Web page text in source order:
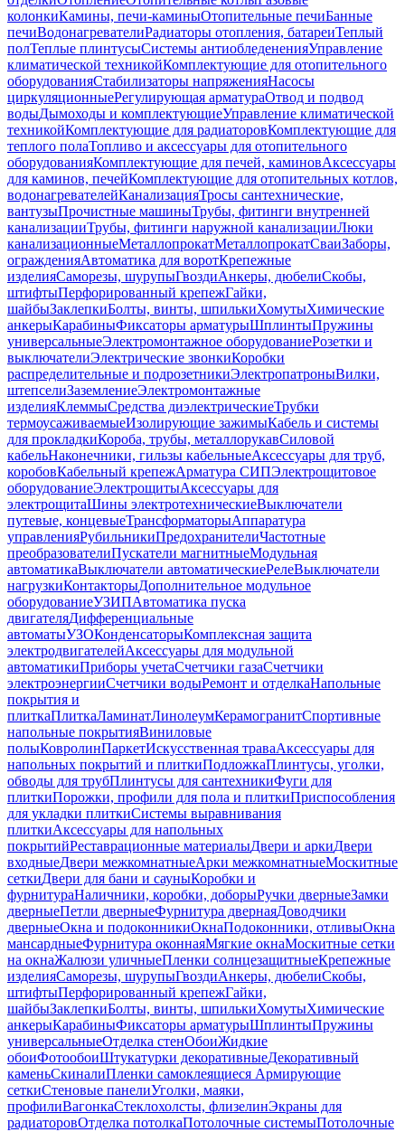
колонкиКамины, печи-каминыОтопительные печиБанные
печиВодонагревателиРадиаторы отопления, батареиТеплый
полТеплые плинтусыСистемы антиобледененияУправление
климатической техникойКомплектующие для отопительного
оборудованияСтабилизаторы напряженияНасосы
циркуляционныеРегулирующая арматураОтвод и подвод
водыДымоходы и комплектующиеУправление климатической
техникойКомплектующие для радиаторовКомплектующие для
теплого полаТопливо и аксессуары для отопительного
оборудованияКомплектующие для печей, каминовАксессуары
для каминов, печейКомплектующие для отопительных котлов,
водонагревателейКанализацияТросы сантехнические,
вантузыПрочистные машиныТрубы, фитинги внутренней
канализацииТрубы, фитинги наружной канализацииЛюки
канализационныеМеталлопрокатМеталлопрокатСваиЗаборы,
огражденияАвтоматика для воротКрепежные
изделияСаморезы, шурупыГвоздиАнкеры, дюбелиСкобы,
штифтыПерфорированный крепежГайки,
шайбыЗаклепкиБолты, винты, шпилькиХомутыХимические
анкерыКарабиныФиксаторы арматурыШплинтыПружины
универсальныеЭлектромонтажное оборудованиеРозетки и
выключателиЭлектрические звонкиКоробки
распределительные и подрозетникиЭлектропатроныВилки,
штепселиЗаземлениеЭлектромонтажные
изделияКлеммыСредства диэлектрическиеТрубки
термоусаживаемыеИзолирующие зажимыКабель и системы
для прокладкиКороба, трубы, металлорукавСиловой
кабельНаконечники, гильзы кабельныеАксессуары для труб,
коробовКабельный крепежАрматура СИПЭлектрощитовое
оборудованиеЭлектрощитыАксессуары для
электрощитаШины электротехническиеВыключатели
путевые, концевыеТрансформаторыАппаратура
управленияРубильникиПредохранителиЧастотные
преобразователиПускатели магнитныеМодульная
автоматикаВыключатели автоматическиеРелеВыключатели
нагрузкиКонтакторыДополнительное модульное
оборудованиеУЗИПАвтоматика пуска
двигателяДифференциальные
автоматыУЗОКонденсаторыКомплексная защита
электродвигателейАксессуары для модульной
автоматикиПриборы учетаСчетчики газаСчетчики
электроэнергииСчетчики водыРемонт и отделкаНапольные
покрытия и
плиткаПлиткаЛаминатЛинолеумКерамогранитСпортивные
напольные покрытияВиниловые
полыКовролинПаркетИскусственная траваАксессуары для
напольных покрытий и плиткиПодложкаПлинтусы, уголки,
обводы для трубПлинтусы для сантехникиФуги для
плиткиПорожки, профили для пола и плиткиПриспособления
для укладки плиткиСистемы выравнивания
плиткиАксессуары для напольных
покрытийРеставрационные материалыДвери и аркиДвери
входныеДвери межкомнатныеАрки межкомнатныеМоскитные
сеткиДвери для бани и сауныКоробки и
фурнитураНаличники, коробки, доборыРучки дверныеЗамки
дверныеПетли дверныеФурнитура двернаяДоводчики
дверныеОкна и подоконникиОкнаПодоконники, отливыОкна
мансардныеФурнитура оконнаяМягкие окнаМоскитные сетки
на окнаЖалюзи уличныеПленки солнцезащитныеКрепежные
изделияСаморезы, шурупыГвоздиАнкеры, дюбелиСкобы,
штифтыПерфорированный крепежГайки,
шайбыЗаклепкиБолты, винты, шпилькиХомутыХимические
анкерыКарабиныФиксаторы арматурыШплинтыПружины
универсальныеОтделка стенОбоиЖидкие
обоиФотообоиШтукатурки декоративныеДекоративный
каменьСкиналиПленки самоклеящиеся Армирующие
сеткиСтеновые панелиУголки, маяки,
профилиВагонкаСтеклохолсты, флизелинЭкраны для
радиаторовОтделка потолкаПотолочные системыПотолочные